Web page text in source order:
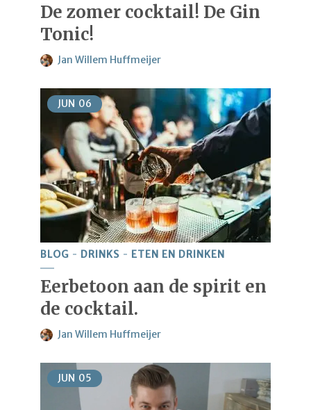
De zomer cocktail! De Gin
Tonic!
Jan Willem Huffmeijer
JUN 06
BLOG DRINKS ETEN EN DRINKEN
Eerbetoon aan de spirit en
de cocktail.
Jan Willem Huffmeijer
JUN 05